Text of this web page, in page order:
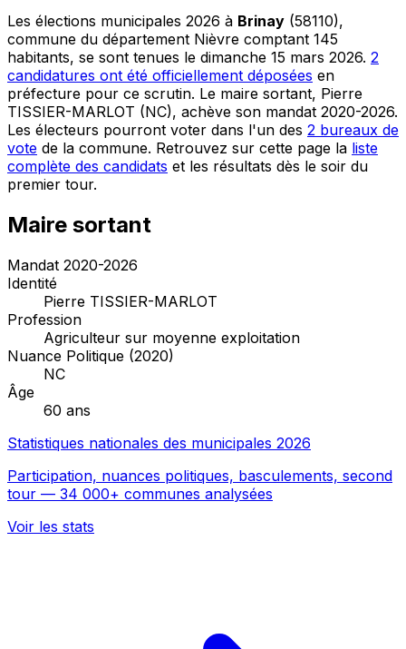
Les élections municipales 2026 à Brinay (58110),
commune du département Nièvre comptant 145
habitants, se sont tenues le dimanche 15 mars 2026. 2
candidatures ont été officiellement déposées en
préfecture pour ce scrutin. Le maire sortant, Pierre
TISSIER-MARLOT (NC), achève son mandat 2020-2026.
Les électeurs pourront voter dans l'un des 2 bureaux de
vote de la commune. Retrouvez sur cette page la liste
complète des candidats et les résultats dès le soir du
premier tour.
Maire sortant
Mandat 2020-2026
Identité
Pierre TISSIER-MARLOT
Profession
Agriculteur sur moyenne exploitation
Nuance Politique (2020)
NC
Âge
60 ans
Statistiques nationales des municipales 2026
Participation, nuances politiques, basculements, second
tour — 34 000+ communes analysées
Voir les stats